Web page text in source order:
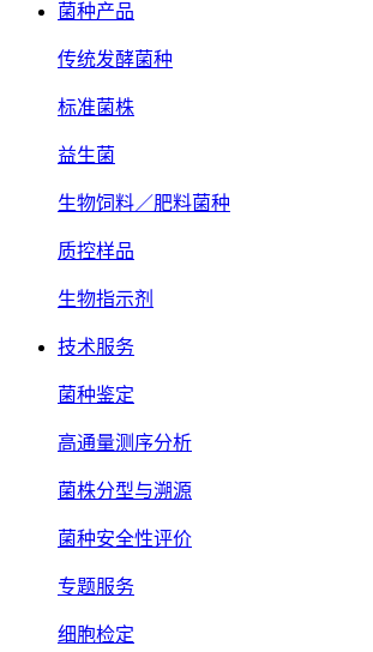
菌种产品
传统发酵菌种
标准菌株
益生菌
生物饲料／肥料菌种
质控样品
生物指示剂
技术服务
菌种鉴定
高通量测序分析
菌株分型与溯源
菌种安全性评价
专题服务
细胞检定